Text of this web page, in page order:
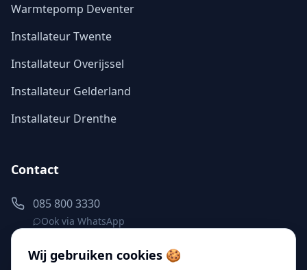
Wij gebruiken cookies 🍪
Warmtepomp Deventer
Installateur Twente
Installateur Overijssel
Installateur Gelderland
Installateur Drenthe
Contact
085 800 3330
Ook via WhatsApp
info@elementenenergie.nl